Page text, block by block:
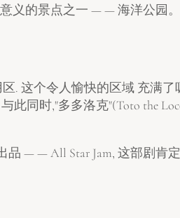
义的景点之一 — — 海洋公园
. 这个令人愉快的区域 充满
此同时,"多多洛克"(Toto the
— — All Star Jam, 这部剧